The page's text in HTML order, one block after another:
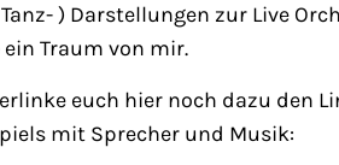
) Darstellungen zur Live
ein Traum von mir.
euch hier noch dazu den
mit Sprecher und Musik: